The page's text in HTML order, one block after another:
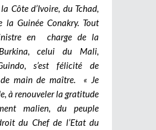
Côte d’Ivoire, du Tchad,
la Guinée Conakry. Tout
en charge de la
celui du Mali,
s’est félicité de
de main de maître. « Je
à renouveler la gratitude
malien, du peuple
du Chef de l’Etat du